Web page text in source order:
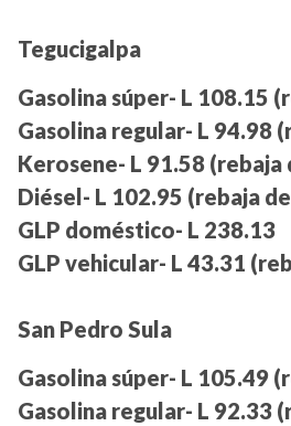
Tegucigalpa
Gasolina súper- L 108.15
Gasolina regular- L 94.98
Kerosene- L 91.58 (rebaja
Diésel- L 102.95 (rebaja
GLP doméstico- L 238.13
GLP vehicular- L 43.31
San Pedro Sula
Gasolina súper- L 105.49
Gasolina regular- L 92.33